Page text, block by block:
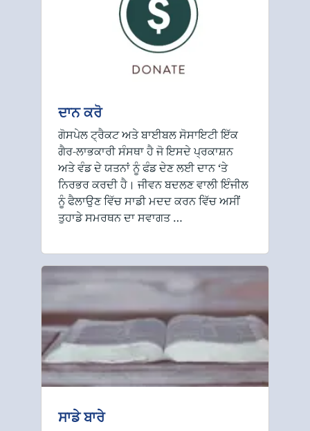
ਦਾਨ ਕਰੋ
ਗੋਸਪੇਲ ਟ੍ਰੈਕਟ ਅਤੇ ਬਾਈਬਲ ਸੋਸਾਇਟੀ ਇੱਕ
ਗੈਰ-ਲਾਭਕਾਰੀ ਸੰਸਥਾ ਹੈ ਜੋ ਇਸਦੇ ਪ੍ਰਕਾਸ਼ਨ
ਅਤੇ ਵੰਡ ਦੇ ਯਤਨਾਂ ਨੂੰ ਫੰਡ ਦੇਣ ਲਈ ਦਾਨ ‘ਤੇ
ਨਿਰਭਰ ਕਰਦੀ ਹੈ। ਜੀਵਨ ਬਦਲਣ ਵਾਲੀ ਇੰਜੀਲ
ਨੂੰ ਫੈਲਾਉਣ ਵਿੱਚ ਸਾਡੀ ਮਦਦ ਕਰਨ ਵਿੱਚ ਅਸੀਂ
ਤੁਹਾਡੇ ਸਮਰਥਨ ਦਾ ਸਵਾਗਤ …
ਸਾਡੇ ਬਾਰੇ